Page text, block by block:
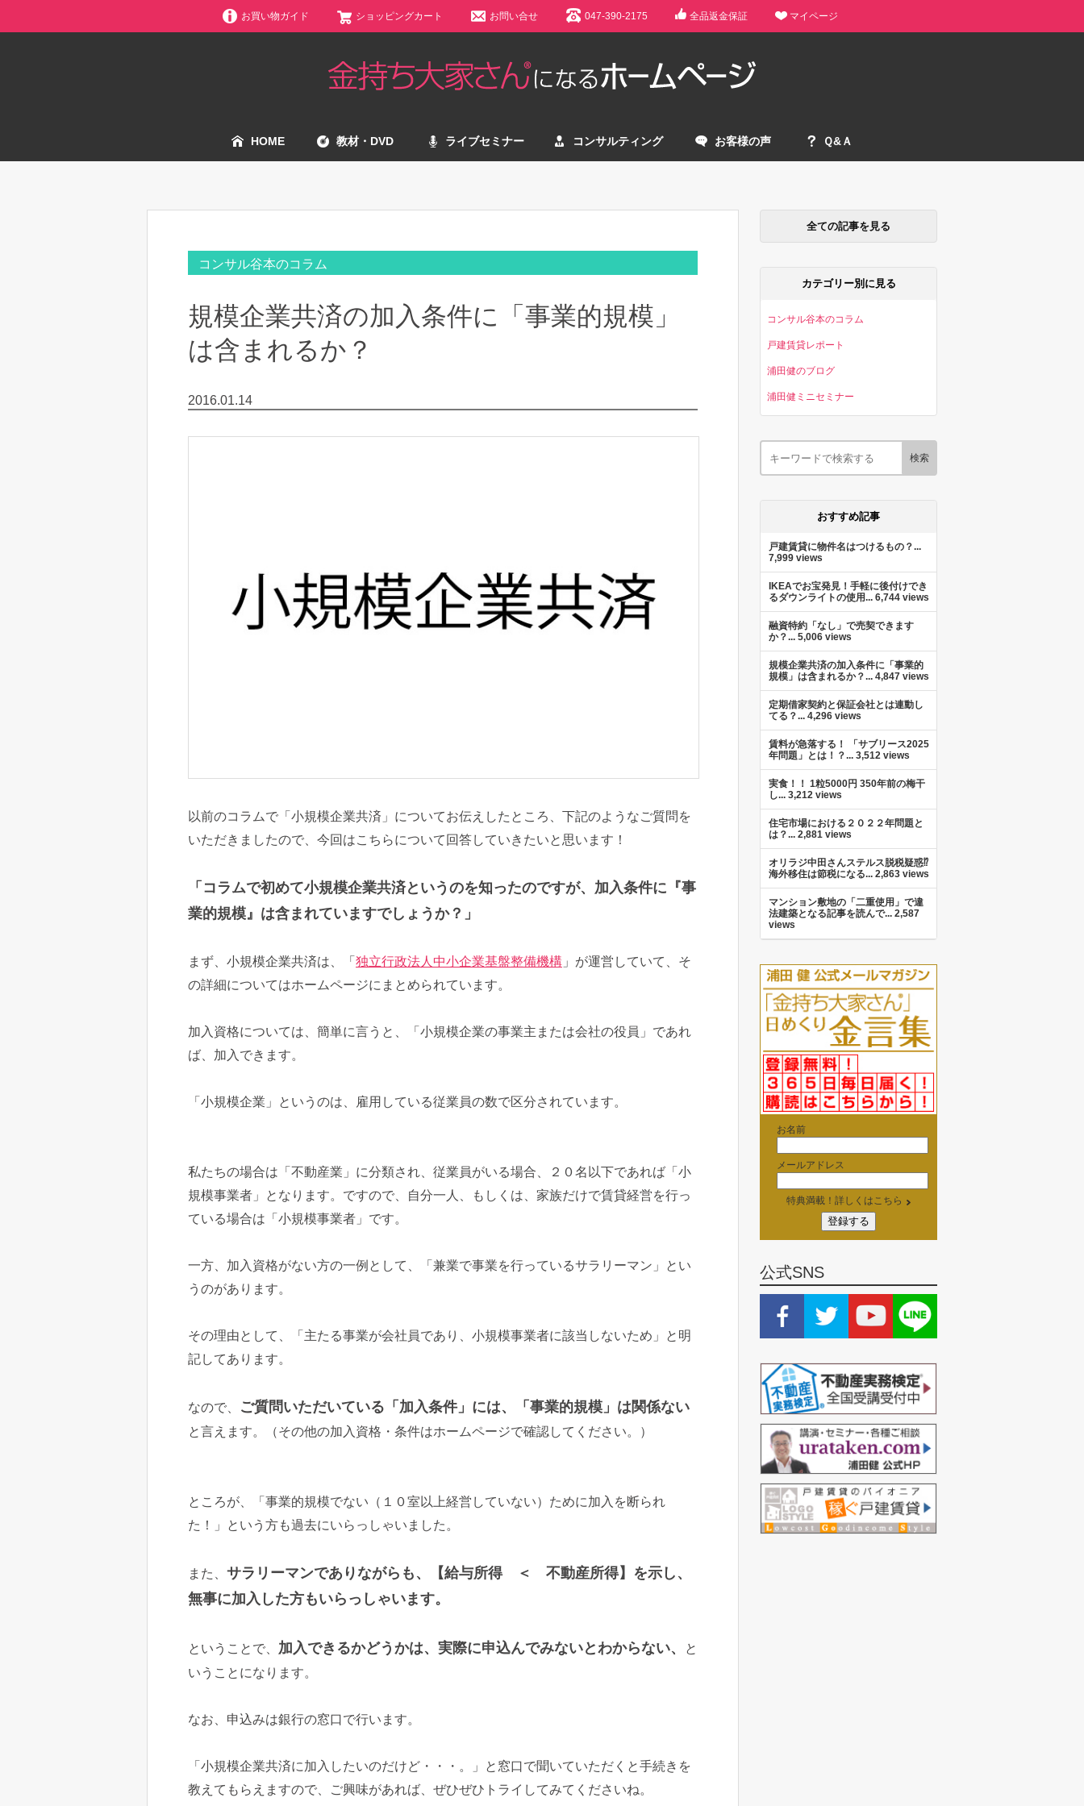
お買い物ガイド ショッピングカート お問い合せ 047-390-2175 全品返金保証 マイページ
HOME 教材・DVD ライブセミナー コンサルティング お客様の声 Ｑ&Ａ
コンサル谷本のコラム
規模企業共済の加入条件に「事業的規模」
は含まれるか？
2016.01.14
以前のコラムで「小規模企業共済」についてお伝えしたところ、下記のようなご質問を
いただきましたので、今回はこちらについて回答していきたいと思います！
「コラムで初めて小規模企業共済というのを知ったのですが、加入条件に『事
業的規模』は含まれていますでしょうか？」
まず、小規模企業共済は、「独立行政法人中小企業基盤整備機構 」が運営していて、そ
の詳細についてはホームページにまとめられています。
加入資格については、簡単に言うと、「小規模企業の事業主または会社の役員」であれ
ば、加入できます。
「小規模企業」というのは、雇用している従業員の数で区分されています。
私たちの場合は「不動産業」に分類され、従業員がいる場合、２０名以下であれば「小
規模事業者」となります。ですので、自分一人、もしくは、家族だけで賃貸経営を行っ
ている場合は「小規模事業者」です。
一方、加入資格がない方の一例として、「兼業で事業を行っているサラリーマン」とい
うのがあります。
その理由として、「主たる事業が会社員であり、小規模事業者に該当しないため」と明
記してあります。
なので、 ご質問いただいている「加入条件」には、「事業的規模」は関係ない
と言えます。（その他の加入資格・条件はホームページで確認してください。）
ところが、「事業的規模でない（１０室以上経営していない）ために加入を断られ
た！」という方も過去にいらっしゃいました。
また、 サラリーマンでありながらも、【給与所得 ＜ 不動産所得】を示し、
無事に加入した方もいらっしゃいます。
ということで、 加入できるかどうかは、実際に申込んでみないとわからない、
と
いうことになります。
なお、申込みは銀行の窓口で行います。
「小規模企業共済に加入したいのだけど・・・。」と窓口で聞いていただくと手続きを
教えてもらえますので、ご興味があれば、ぜひぜひトライしてみてくださいね。
全ての記事を見る
カテゴリー別に見る
コンサル谷本のコラム
戸建賃貸レポート
浦田健のブログ
浦田健ミニセミナー
おすすめ記事
戸建賃貸に物件名はつけるもの？...
7,999 views
IKEAでお宝発見！手軽に後付けでき
るダウンライトの使用... 6,744 views
融資特約「なし」で売契できます
か？... 5,006 views
規模企業共済の加入条件に「事業的
規模」は含まれるか？... 4,847 views
定期借家契約と保証会社とは連動し
てる？... 4,296 views
賃料が急落する！ 「サブリース2025
年問題」とは！？... 3,512 views
実食！！ 1粒5000円 350年前の梅干
し... 3,212 views
住宅市場における２０２２年問題と
は？... 2,881 views
オリラジ中田さんステルス脱税疑惑⁉︎
海外移住は節税になる... 2,863 views
マンション敷地の「二重使用」で違
法建築となる記事を読んで... 2,587
views
お名前
メールアドレス
特典満載！詳しくはこちら
公式SNS